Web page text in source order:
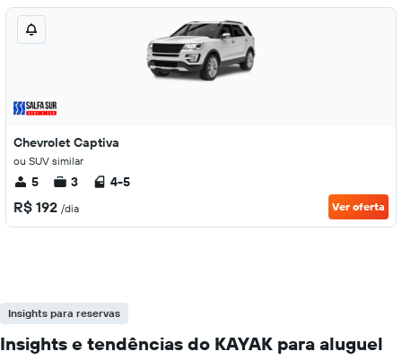
Chevrolet Captiva
ou SUV similar
5 3 4-5
R$ 192 /dia Ver oferta
Insights para reservas
Insights e tendências do KAYAK para aluguel